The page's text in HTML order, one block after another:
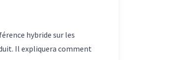
hybride sur les
Il expliquera comment